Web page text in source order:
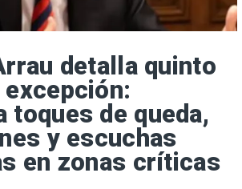
detalla quinto
toques de queda,
y escuchas
en zonas críticas